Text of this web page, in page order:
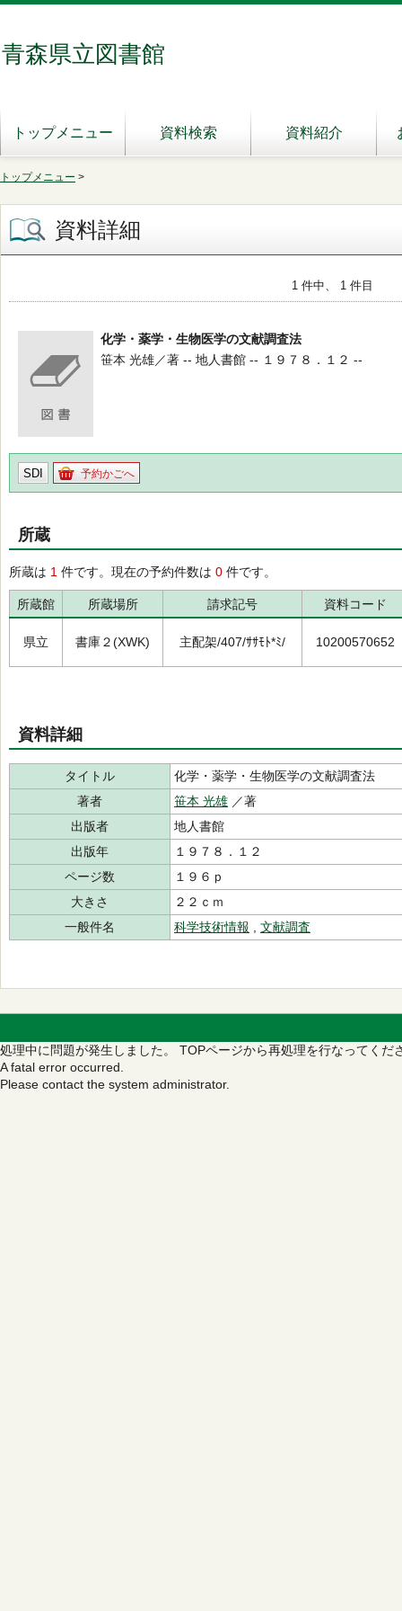
青森県立図書館
トップメニュー 資料検索 資料紹介
トップメニュー >
資料詳細
1 件中、 1 件目
化学・薬学・生物医学の文献調査法
笹本 光雄／著 -- 地人書館 -- １９７８．１２ --
SDI 予約かごへ
所蔵
所蔵は 1 件です。現在の予約件数は 0 件です。
所蔵館 所蔵場所 請求記号 資料コード
県立 書庫２(XWK) 主配架/407/ｻｻﾓﾄ*ﾐ/ 10200570652
資料詳細
タイトル
化学・薬学・生物医学の文献調査法
著者
笹本 光雄 ／著
出版者
地人書館
出版年
１９７８．１２
ページ数
１９６ｐ
大きさ
２２ｃｍ
一般件名
科学技術情報 文献調査
処理中に問題が発生しました。 TOPページから再処理を行なってくだ
A fatal error occurred.
Please contact the system administrator.